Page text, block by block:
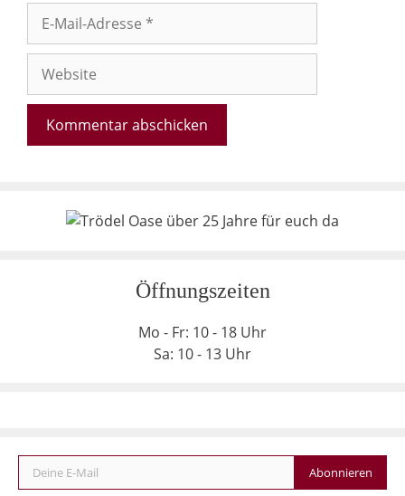
Mail-
Adresse
Website
Öffnungszeiten
Mo - Fr: 10 - 18 Uhr
Sa: 10 - 13 Uhr
Deine E-Mail
Abonnieren